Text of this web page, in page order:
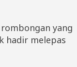
yang
hadir melepas